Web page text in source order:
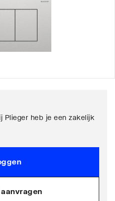
Plieger heb je een zakelijk